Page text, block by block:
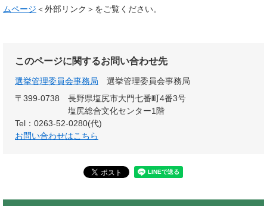
ムページ ＜外部リンク＞ をご覧ください。
このページに関するお問い合わせ先
選挙管理委員会事務局
選挙管理委員会事務局
〒399-0738
長野県塩尻市大門七番町4番3号
塩尻総合文化センター1階
Tel：0263-52-0280(代)
お問い合わせはこちら